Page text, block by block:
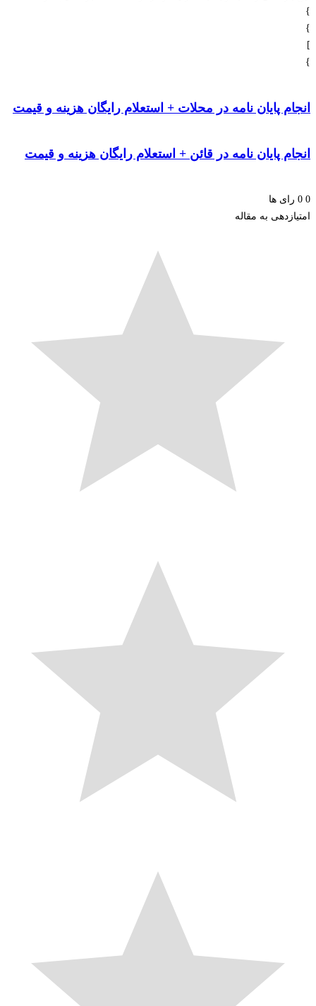
پایان نامه در محلات + استعلام رایگان هزینه و قیمت
پایان نامه در قائن + استعلام رایگان هزینه و قیمت
ها
به مقاله